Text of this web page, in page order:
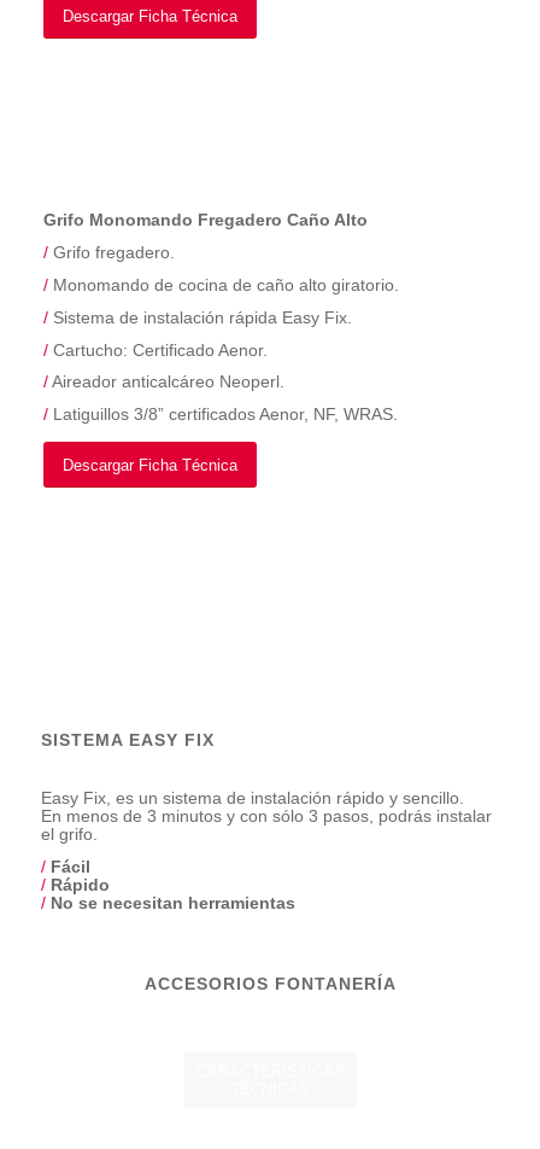
Descargar Ficha Técnica
Grifo Monomando Fregadero Caño Alto
/Grifo fregadero.
/Monomando de cocina de caño alto giratorio.
/Sistema de instalación rápida Easy Fix.
/Cartucho: Certificado Aenor.
/Aireador anticalcáreo Neoperl.
/Latiguillos 3/8” certificados Aenor, NF, WRAS.
Descargar Ficha Técnica
SISTEMA EASY FIX
Easy Fix, es un sistema de instalación rápido y sencillo.
En menos de 3 minutos y con sólo 3 pasos, podrás instalar
el grifo.
/ Fácil
/ Rápido
/ No se necesitan herramientas
ACCESORIOS FONTANERÍA